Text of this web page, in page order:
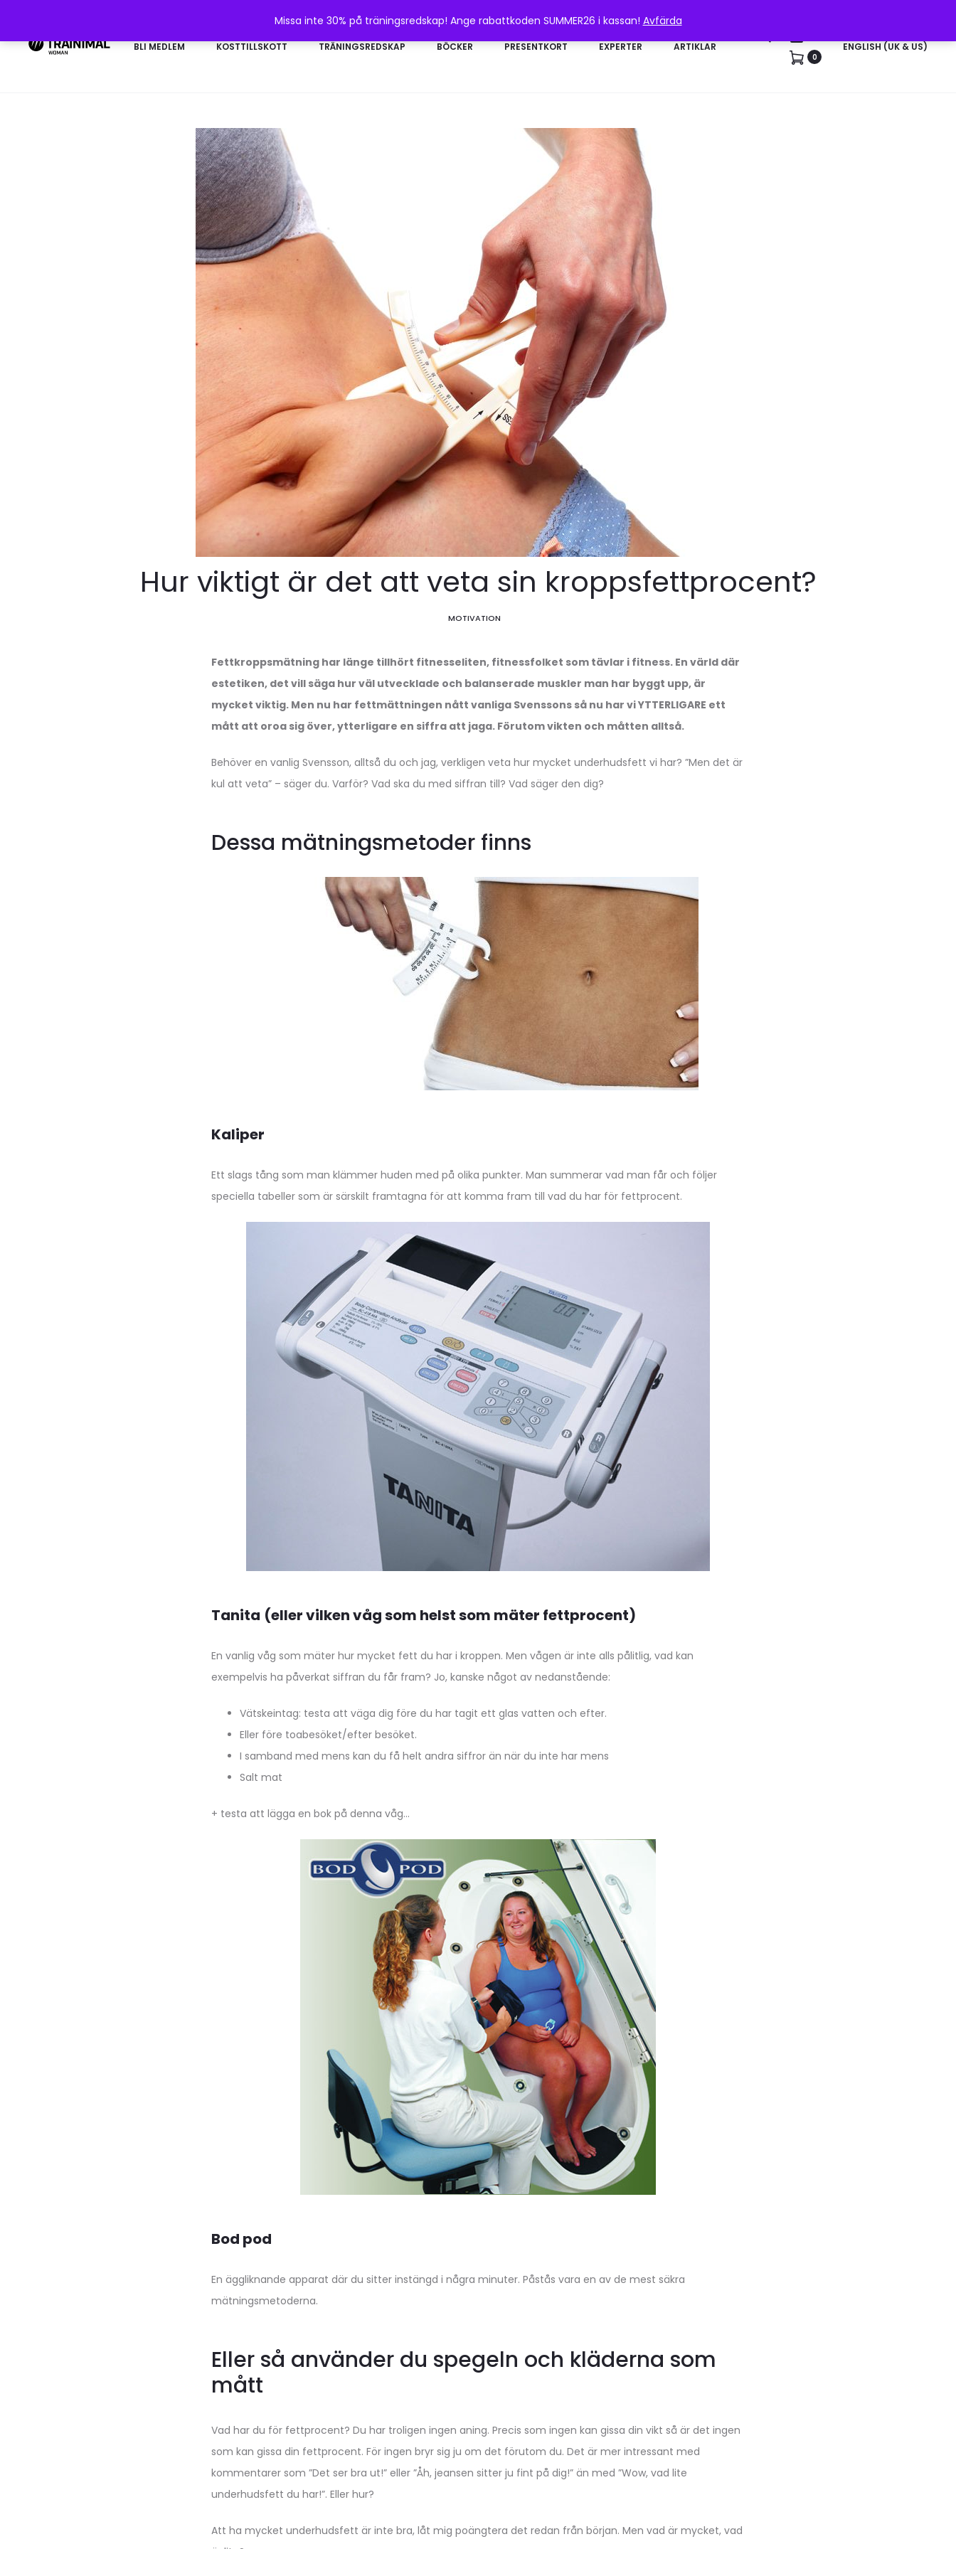
Missa inte 30% på träningsredskap! Ange rabattkoden SUMMER26 i kassan! Avfärda
BLI MEDLEM KOSTTILLSKOTT TRÄNINGSREDSKAP BÖCKER PRESENTKORT EXPERTER ARTIKLAR
0
ENGLISH (UK & US)
Hur viktigt är det att veta sin kroppsfettprocent?
MOTIVATION
Fettkroppsmätning har länge tillhört fitnesseliten, fitnessfolket som tävlar i fitness. En värld där
estetiken, det vill säga hur väl utvecklade och balanserade muskler man har byggt upp, är
mycket viktig. Men nu har fettmättningen nått vanliga Svenssons så nu har vi YTTERLIGARE ett
mått att oroa sig över, ytterligare en siffra att jaga. Förutom vikten och måtten alltså.
Behöver en vanlig Svensson, alltså du och jag, verkligen veta hur mycket underhudsfett vi har? ”Men det är
kul att veta” – säger du. Varför? Vad ska du med siffran till? Vad säger den dig?
Dessa mätningsmetoder finns
Kaliper
Ett slags tång som man klämmer huden med på olika punkter. Man summerar vad man får och följer
speciella tabeller som är särskilt framtagna för att komma fram till vad du har för fettprocent.
Tanita (eller vilken våg som helst som mäter fettprocent)
En vanlig våg som mäter hur mycket fett du har i kroppen. Men vågen är inte alls pålitlig, vad kan
exempelvis ha påverkat siffran du får fram? Jo, kanske något av nedanstående:
Vätskeintag: testa att väga dig före du har tagit ett glas vatten och efter.
Eller före toabesöket/efter besöket.
I samband med mens kan du få helt andra siffror än när du inte har mens
Salt mat
+ testa att lägga en bok på denna våg…
Bod pod
En äggliknande apparat där du sitter instängd i några minuter. Påstås vara en av de mest säkra
mätningsmetoderna.
Eller så använder du spegeln och kläderna som
mått
Vad har du för fettprocent? Du har troligen ingen aning. Precis som ingen kan gissa din vikt så är det ingen
som kan gissa din fettprocent. För ingen bryr sig ju om det förutom du. Det är mer intressant med
kommentarer som ”Det ser bra ut!” eller ”Åh, jeansen sitter ju fint på dig!” än med ”Wow, vad lite
underhudsfett du har!”. Eller hur?
Att ha mycket underhudsfett är inte bra, låt mig poängtera det redan från början. Men vad är mycket, vad